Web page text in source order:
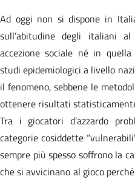
Ad oggi non si dispone in
sull’abitudine degli italiani
accezione sociale né in
studi epidemiologici a livello
il fenomeno, sebbene le
ottenere risultati
Tra i giocatori d’azzardo
categorie cosiddette
sempre più spesso soffrono la
che si avvicinano al gioco